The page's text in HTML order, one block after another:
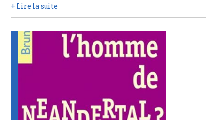
+ Lire la suite